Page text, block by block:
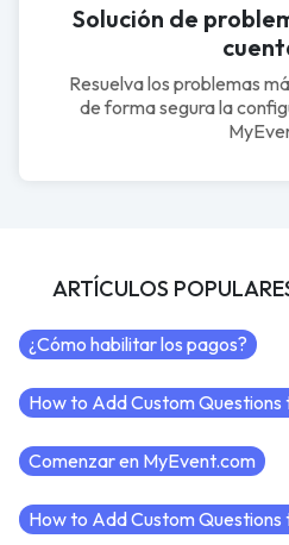
Solución de
Resuelva los problemas
de forma segura la
ARTÍCULOS
¿Cómo habilitar los pagos?
How to Add Custom Questions
Comenzar en MyEvent.com
How to Add Custom Questions